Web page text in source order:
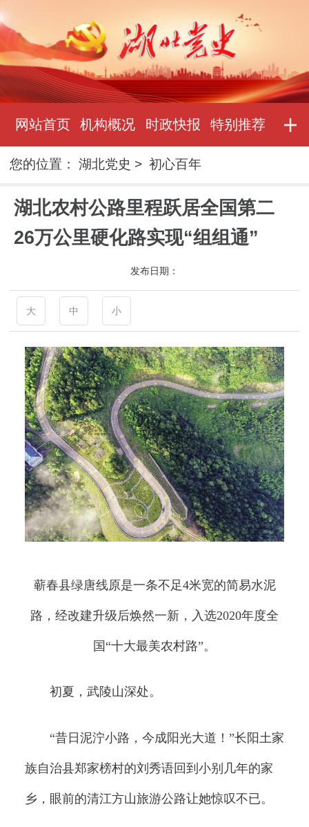
网站首页 机构概况 时政快报 特别推荐
您的位置：湖北党史 >初心百年
湖北农村公路里程跃居全国第二
26万公里硬化路实现“组组通”
发布日期：
大 中 小
蕲春县绿唐线原是一条不足4米宽的简易水泥
路，经改建升级后焕然一新，入选2020年度全
国“十大最美农村路”。
初夏，武陵山深处。
“昔日泥泞小路，今成阳光大道！”长阳土家
族自治县郑家榜村的刘秀语回到小别几年的家
乡，眼前的清江方山旅游公路让她惊叹不已。